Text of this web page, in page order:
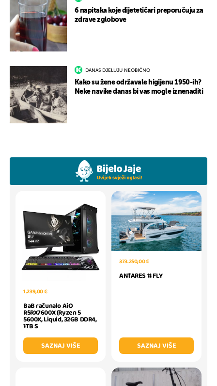
6 napitaka koje dijetetičari preporučuju za
zdrave zglobove
DANAS DJELUJU NEOBIČNO
Kako su žene održavale higijenu 1950-ih?
Neke navike danas bi vas mogle iznenaditi
1.239,00 €
BaB računalo AiO
R5RX7600X (Ryzen 5
5600X, Liquid, 32GB DDR4,
1TB S
SAZNAJ VIŠE
373.250,00 €
ANTARES 11 FLY
SAZNAJ VIŠE